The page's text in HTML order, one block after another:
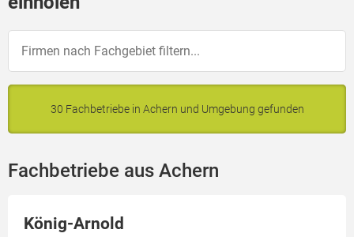
30 Fachbetriebe in Achern und Umgebung gefunden
Fachbetriebe aus Achern
König-Arnold